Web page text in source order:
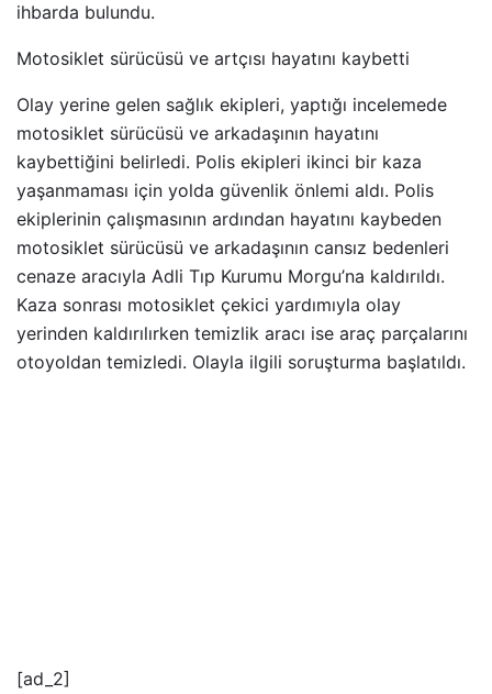
ihbarda bulundu.
Motosiklet sürücüsü ve artçısı hayatını kaybetti
Olay yerine gelen sağlık ekipleri, yaptığı incelemede
motosiklet sürücüsü ve arkadaşının hayatını
kaybettiğini belirledi. Polis ekipleri ikinci bir kaza
yaşanmaması için yolda güvenlik önlemi aldı. Polis
ekiplerinin çalışmasının ardından hayatını kaybeden
motosiklet sürücüsü ve arkadaşının cansız bedenleri
cenaze aracıyla Adli Tıp Kurumu Morgu’na kaldırıldı.
Kaza sonrası motosiklet çekici yardımıyla olay
yerinden kaldırılırken temizlik aracı ise araç parçalarını
otoyoldan temizledi. Olayla ilgili soruşturma başlatıldı.
[ad_2]